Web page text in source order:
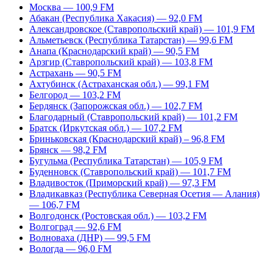
Москва — 100,9 FM
Абакан (Республика Хакасия) — 92,0 FM
Александровское (Ставропольский край) — 101,9 FM
Альметьевск (Республика Татарстан) — 99,6 FM
Анапа (Краснодарский край) — 90,5 FM
Арзгир (Ставропольский край) — 103,8 FM
Астрахань — 90,5 FM
Ахтубинск (Астраханская обл.) — 99,1 FM
Белгород — 103,2 FM
Бердянск (Запорожская обл.) — 102,7 FM
Благодарный (Ставропольский край) — 101,2 FM
Братск (Иркутская обл.) — 107,2 FM
Бриньковская (Краснодарский край) – 96,8 FM
Брянск — 98,2 FM
Бугульма (Республика Татарстан) — 105,9 FM
Буденновск (Ставропольский край) — 101,7 FM
Владивосток (Приморский край) — 97,3 FM
Владикавказ (Республика Северная Осетия — Алания)
— 106,7 FM
Волгодонск (Ростовская обл.) — 103,2 FM
Волгоград — 92,6 FM
Волноваха (ДНР) — 99,5 FM
Вологда — 96,0 FM